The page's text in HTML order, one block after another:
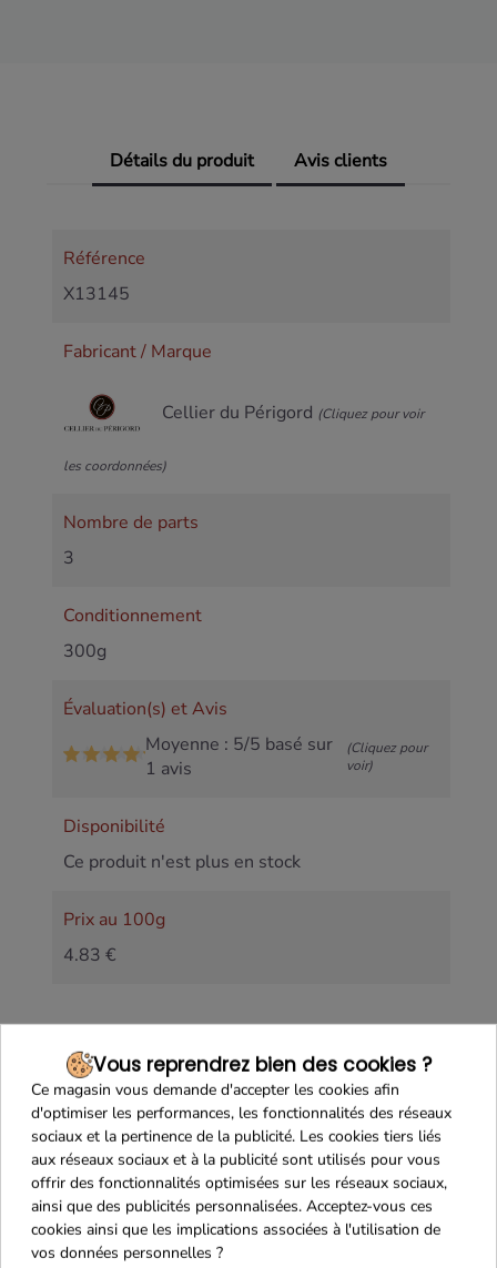
Détails du produit Avis clients
Référence
X13145
Fabricant / Marque
Cellier du Périgord (Cliquez pour voir
les coordonnées)
Nombre de parts
3
Conditionnement
300g
Évaluation(s) et Avis
Moyenne : 5/5 basé sur
1 avis
(Cliquez pour
voir)
Disponibilité
Ce produit n'est plus en stock
Prix au 100g
4.83 €
Vous reprendrez bien des cookies ?
Ce magasin vous demande d'accepter les cookies afin
d'optimiser les performances, les fonctionnalités des réseaux
sociaux et la pertinence de la publicité. Les cookies tiers liés
aux réseaux sociaux et à la publicité sont utilisés pour vous
offrir des fonctionnalités optimisées sur les réseaux sociaux,
ainsi que des publicités personnalisées. Acceptez-vous ces
cookies ainsi que les implications associées à l'utilisation de
vos données personnelles ?